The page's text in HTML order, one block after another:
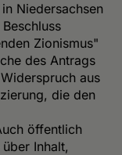
Niedersachsen
Zionismus"
des Antrags
aus
die den
öffentlich
Inhalt,